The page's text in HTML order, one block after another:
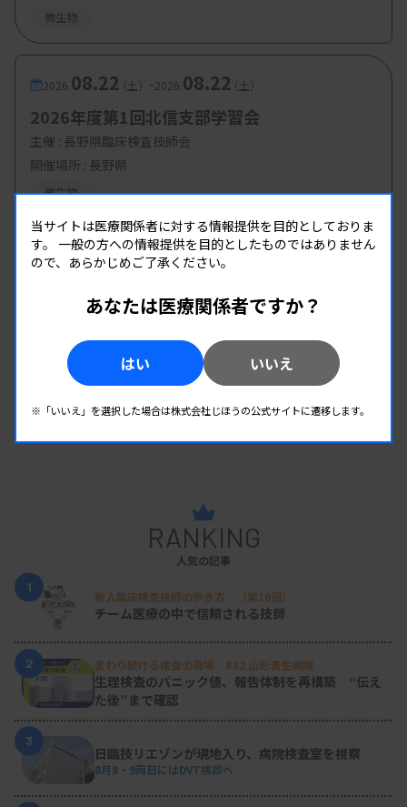
微生物
2026. 08.22（土） -2026. 08.22（土）
2026年度第1回北信支部学習会
主催 : 長野県臨床検査技師会
開催場所 : 長野県
微生物
RANKING
人気の記事
1
新人臨床検査技師の歩き方 ［第16回］
チーム医療の中で信頼される技師
2 変わり続ける検査の現場 #32 山形済生病院
生理検査のパニック値、報告体制を再構築 “伝え
た後”まで確認
3
日臨技リエゾンが現地入り、病院検査室を視察
8月8・9両日にはDVT検診へ
当サイトは医療関係者に対する情報提供を目的としておりま
す。 一般の方への情報提供を目的としたものではありません
ので、あらかじめご了承ください。
あなたは医療関係者ですか？
はい いいえ
※「いいえ」を選択した場合は株式会社じほうの公式サイトに遷移します。